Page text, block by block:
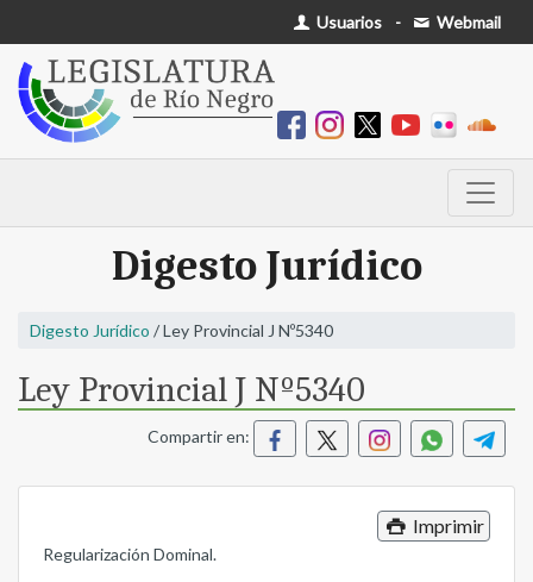
Usuarios - Webmail
Digesto Jurídico
Digesto Jurídico / Ley Provincial J Nº5340
Ley Provincial J Nº5340
Compartir en:
Imprimir
Regularización Dominal.